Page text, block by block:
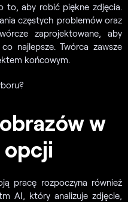
to, aby robić piękne zdjęcia.
częstych problemów oraz
zaprojektowane, aby
najlepsze. Twórca zawsze
końcowym.
w
opcji
pracę rozpoczyna również
AI, który analizuje zdjęcie,